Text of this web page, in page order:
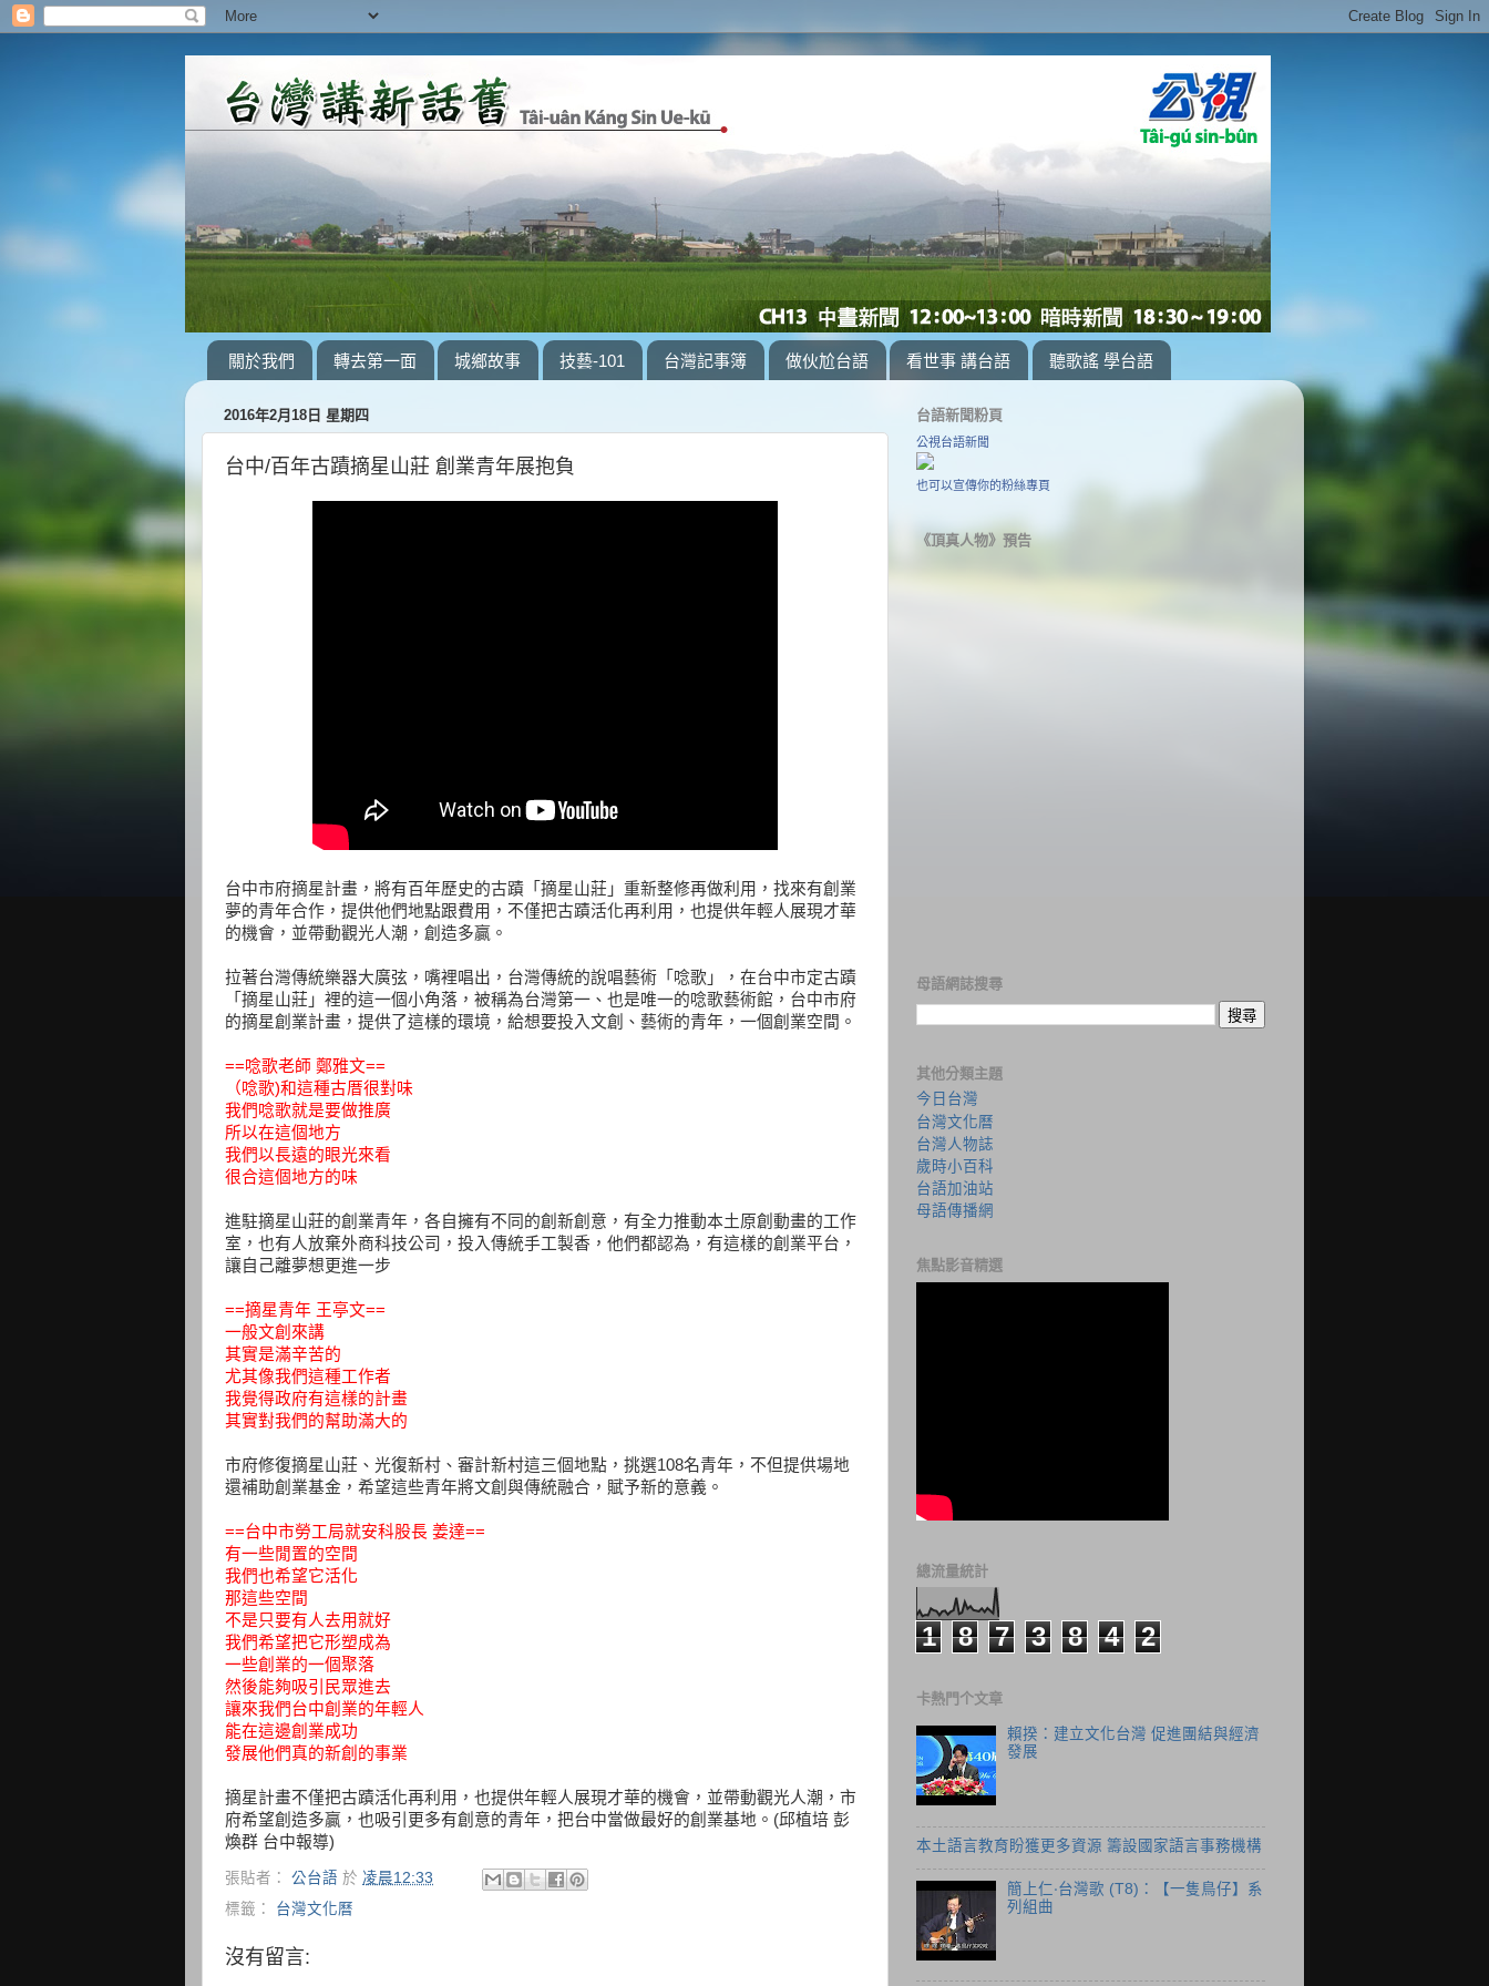
關於我們 轉去第一面 城鄉故事 技藝-101 台灣記事簿 做伙尬台語 看世事 講台語 聽歌謠 學台語
2016年2月18日 星期四
台中/百年古蹟摘星山莊 創業青年展抱負
台中市府摘星計畫，將有百年歷史的古蹟「摘星山莊」重新整修再做利用，找來有創業
夢的青年合作，提供他們地點跟費用，不僅把古蹟活化再利用，也提供年輕人展現才華
的機會，並帶動觀光人潮，創造多贏。
拉著台灣傳統樂器大廣弦，嘴裡唱出，台灣傳統的說唱藝術「唸歌」，在台中市定古蹟
「摘星山莊」裡的這一個小角落，被稱為台灣第一、也是唯一的唸歌藝術館，台中市府
的摘星創業計畫，提供了這樣的環境，給想要投入文創、藝術的青年，一個創業空間。
==唸歌老師 鄭雅文==
（唸歌)和這種古厝很對味
我們唸歌就是要做推廣
所以在這個地方
我們以長遠的眼光來看
很合這個地方的味
進駐摘星山莊的創業青年，各自擁有不同的創新創意，有全力推動本土原創動畫的工作
室，也有人放棄外商科技公司，投入傳統手工製香，他們都認為，有這樣的創業平台，
讓自己離夢想更進一步
==摘星青年 王亭文==
一般文創來講
其實是滿辛苦的
尤其像我們這種工作者
我覺得政府有這樣的計畫
其實對我們的幫助滿大的
市府修復摘星山莊、光復新村、審計新村這三個地點，挑選108名青年，不但提供場地
還補助創業基金，希望這些青年將文創與傳統融合，賦予新的意義。
==台中市勞工局就安科股長 姜達==
有一些閒置的空間
我們也希望它活化
那這些空間
不是只要有人去用就好
我們希望把它形塑成為
一些創業的一個聚落
然後能夠吸引民眾進去
讓來我們台中創業的年輕人
能在這邊創業成功
發展他們真的新創的事業
摘星計畫不僅把古蹟活化再利用，也提供年輕人展現才華的機會，並帶動觀光人潮，市
府希望創造多贏，也吸引更多有創意的青年，把台中當做最好的創業基地。(邱植培 彭
煥群 台中報導)
張貼者： 公台語 於 凌晨12:33
標籤： 台灣文化曆
沒有留言:
台語新聞粉頁
公視台語新聞
也可以宣傳你的粉絲專頁
《頂真人物》預告
母語網誌搜尋
其他分類主題
今日台灣
台灣文化曆
台灣人物誌
歲時小百科
台語加油站
母語傳播網
焦點影音精選
總流量統計
1 8 7 3 8 4 2
卡熱門个文章
賴揆：建立文化台灣 促進團結與經濟
發展
本土語言教育盼獲更多資源 籌設國家語言事務機構
簡上仁‧台灣歌 (T8)：【一隻鳥仔】系
列組曲